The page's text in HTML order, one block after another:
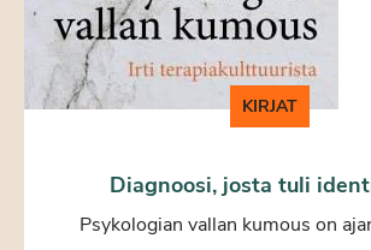
KIRJAT
Diagnoosi, josta tuli
Psykologian vallan kumous on